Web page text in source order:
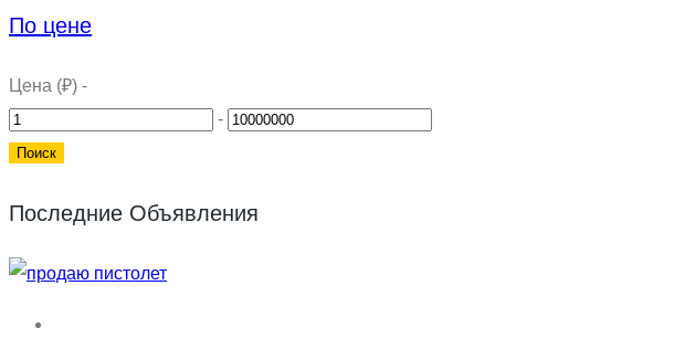
По цене
Цена (₽) -
-
Последние Объявления